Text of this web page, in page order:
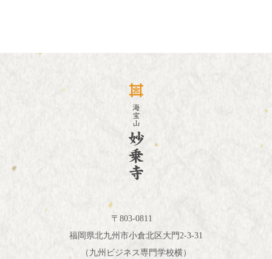
〒803-0811
福岡県北九州市小倉北区大門2-3-31
（九州ビジネス専門学校横）